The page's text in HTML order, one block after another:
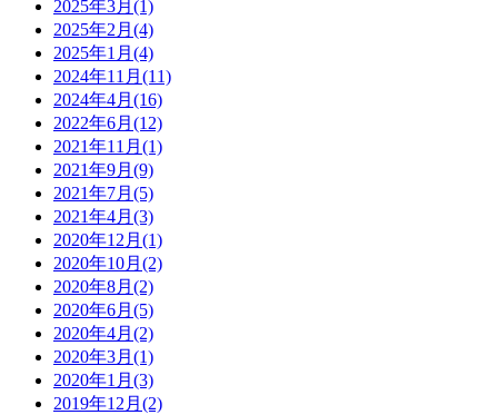
2025年3月 (1)
2025年2月 (4)
2025年1月 (4)
2024年11月 (11)
2024年4月 (16)
2022年6月 (12)
2021年11月 (1)
2021年9月 (9)
2021年7月 (5)
2021年4月 (3)
2020年12月 (1)
2020年10月 (2)
2020年8月 (2)
2020年6月 (5)
2020年4月 (2)
2020年3月 (1)
2020年1月 (3)
2019年12月 (2)